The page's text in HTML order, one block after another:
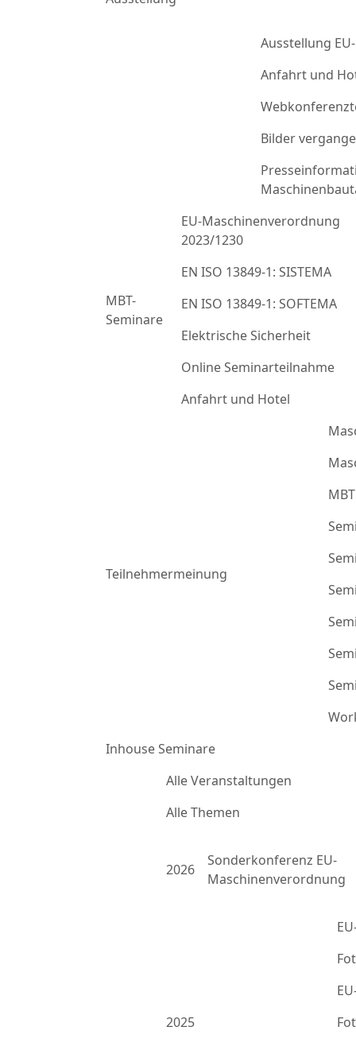
Ausstellung
Anfahrt und
Bilder
MBT-
Seminare
EU-Maschinenverordnung
2023/1230
EN ISO 13849-1: SISTEMA
EN ISO 13849-1: SOFTEMA
Elektrische Sicherheit
Online Seminarteilnahme
Anfahrt und Hotel
Teilnehmermeinung
Inhouse Seminare
Alle Veranstaltungen
Alle Themen
2026
Sonderkonferenz EU-
Maschinenverordnung
2025